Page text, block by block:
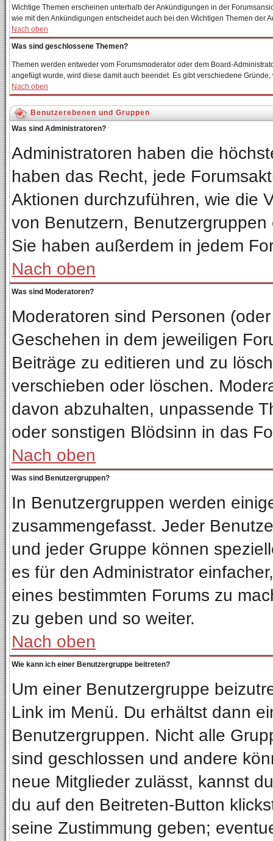
Wichtige Themen erscheinen unterhalb der Ankündigungen in der
wie mit den Ankündigungen entscheidet auch bei den Wichtigen Themen der
Nach oben
Was sind geschlossene Themen?
Themen werden entweder vom Forumsmoderator oder dem Board-
angefügt wurde, wird diese damit auch beendet. Es gibt verschiedene
Nach oben
Benutzerebenen und Gruppen
Was sind Administratoren?
Administratoren haben die
haben das Recht, jede
Aktionen durchzuführen, wie die
von Benutzern,
Sie haben außerdem in jedem
Nach oben
Was sind Moderatoren?
Moderatoren sind Personen
Geschehen in dem jeweiligen
Beiträge zu editieren und zu
verschieben oder löschen.
davon abzuhalten, unpassende
oder sonstigen Blödsinn in das
Nach oben
Was sind Benutzergruppen?
In Benutzergruppen werden
zusammengefasst. Jeder
und jeder Gruppe können
es für den Administrator
eines bestimmten Forums zu
zu geben und so weiter.
Nach oben
Wie kann ich einer Benutzergruppe beitreten?
Um einer Benutzergruppe
Link im Menü. Du erhältst dann
Benutzergruppen. Nicht alle
sind geschlossen und andere
neue Mitglieder zulässt, kannst
du auf den Beitreten-Button
seine Zustimmung geben;